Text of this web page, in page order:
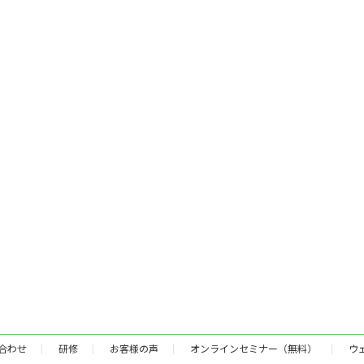
わせ 研修 お客様の声 オンラインセミナー（無料） ウ